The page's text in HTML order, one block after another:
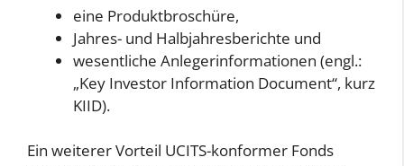
eine Produktbroschüre,
Jahres- und Halbjahresberichte und
wesentliche Anlegerinformationen (engl.:
„Key Investor Information Document“, kurz
KIID).
Ein weiterer Vorteil UCITS-konformer Fonds